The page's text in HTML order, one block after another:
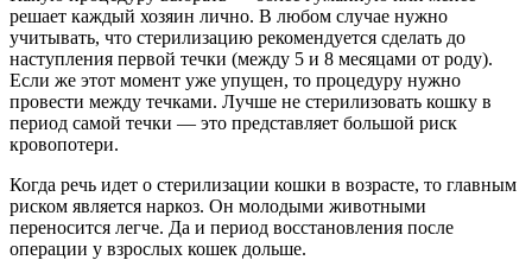
решает каждый хозяин лично. В любом случае нужно
учитывать, что стерилизацию рекомендуется сделать до
наступления первой течки (между 5 и 8 месяцами от роду).
Если же этот момент уже упущен, то процедуру нужно
провести между течками. Лучше не стерилизовать кошку в
период самой течки — это представляет большой риск
кровопотери.
Когда речь идет о стерилизации кошки в возрасте, то главным
риском является наркоз. Он молодыми животными
переносится легче. Да и период восстановления после
операции у взрослых кошек дольше.